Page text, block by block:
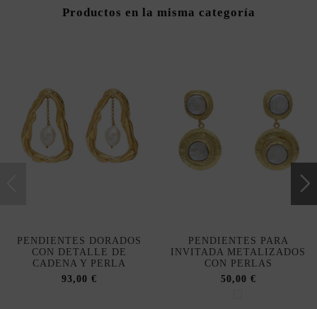
Productos en la misma categoría
PENDIENTES DORADOS
CON DETALLE DE
CADENA Y PERLA
93,00 €
PENDIENTES PARA
INVITADA METALIZADOS
CON PERLAS
50,00 €